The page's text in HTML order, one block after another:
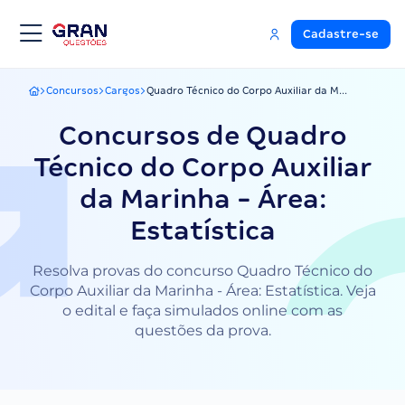
Cadastre-se
Gran Questões
Concursos Cargos Quadro Técnico do Corpo Auxiliar da M...
Concursos de Quadro
Técnico do Corpo Auxiliar
da Marinha - Área:
Estatística
Resolva provas do concurso Quadro Técnico do
Corpo Auxiliar da Marinha - Área: Estatística. Veja
o edital e faça simulados online com as
questões da prova.